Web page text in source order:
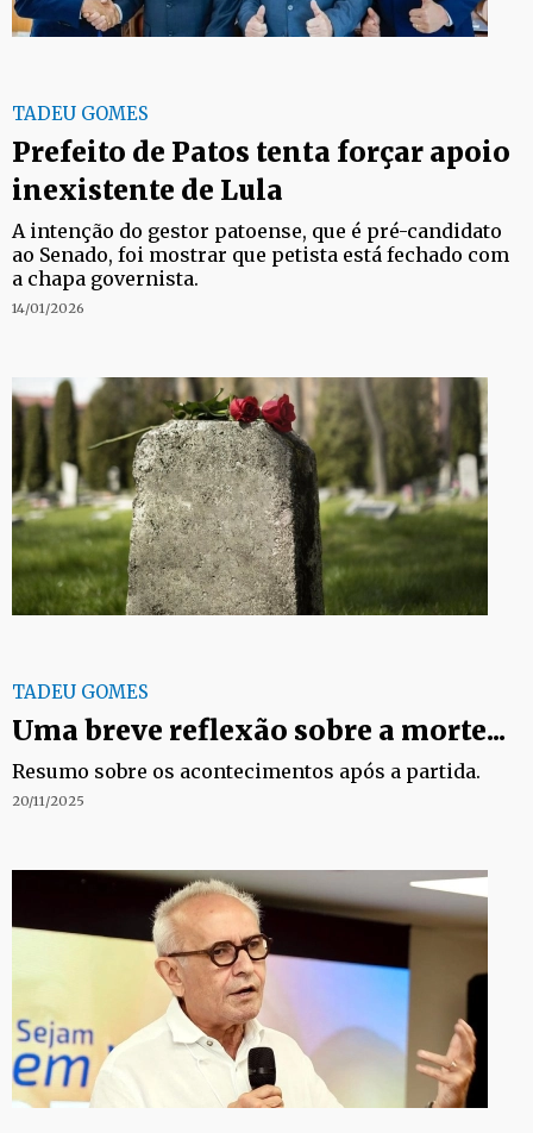
TADEU GOMES
Prefeito de Patos tenta forçar apoio
inexistente de Lula
A intenção do gestor patoense, que é pré-candidato
ao Senado, foi mostrar que petista está fechado com
a chapa governista.
14/01/2026
TADEU GOMES
Uma breve reflexão sobre a morte...
Resumo sobre os acontecimentos após a partida.
20/11/2025